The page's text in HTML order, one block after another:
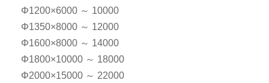
Φ1200×6000 ～ 10000
Φ1350×8000 ～ 12000
Φ1600×8000 ～ 14000
Φ1800×10000 ～ 18000
Φ2000×15000 ～ 22000